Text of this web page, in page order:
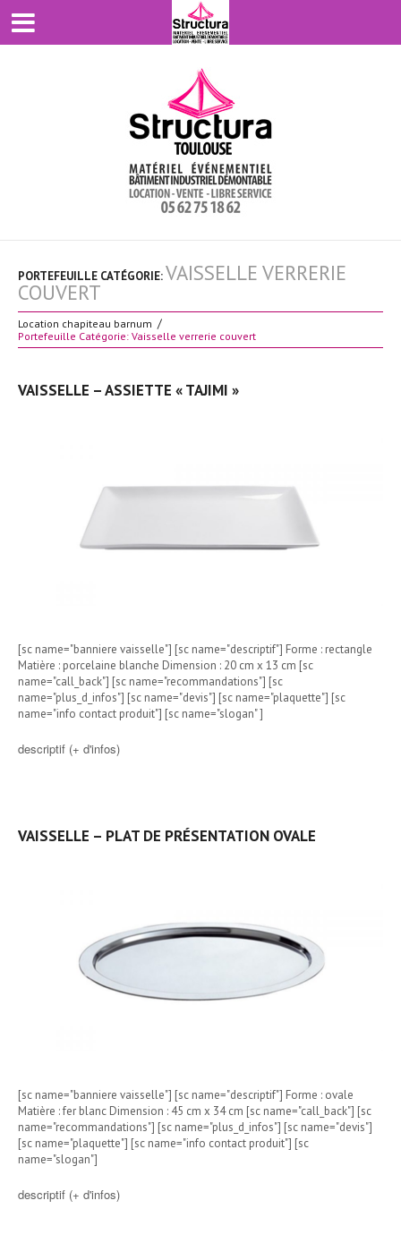
PORTEFEUILLE CATÉGORIE:VAISSELLE VERRERIE
COUVERT
Location chapiteau barnum
Portefeuille Catégorie: Vaisselle verrerie couvert
VAISSELLE – ASSIETTE « TAJIMI »
[sc name="banniere vaisselle"] [sc name="descriptif"] Forme : rectangle
Matière : porcelaine blanche Dimension : 20 cm x 13 cm [sc
name="call_back"] [sc name="recommandations"] [sc
name="plus_d_infos"] [sc name="devis"] [sc name="plaquette"] [sc
name="info contact produit"] [sc name="slogan" ]
descriptif (+ d'infos)
VAISSELLE – PLAT DE PRÉSENTATION OVALE
[sc name="banniere vaisselle"] [sc name="descriptif"] Forme : ovale
Matière : fer blanc Dimension : 45 cm x 34 cm [sc name="call_back"] [sc
name="recommandations"] [sc name="plus_d_infos"] [sc name="devis"]
[sc name="plaquette"] [sc name="info contact produit"] [sc
name="slogan"]
descriptif (+ d'infos)